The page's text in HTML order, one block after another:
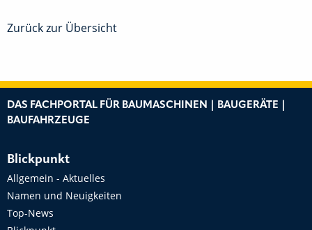
Zurück zur Übersicht
DAS FACHPORTAL FÜR BAUMASCHINEN | BAUGERÄTE |
BAUFAHRZEUGE
Blickpunkt
Allgemein - Aktuelles
Namen und Neuigkeiten
Top-News